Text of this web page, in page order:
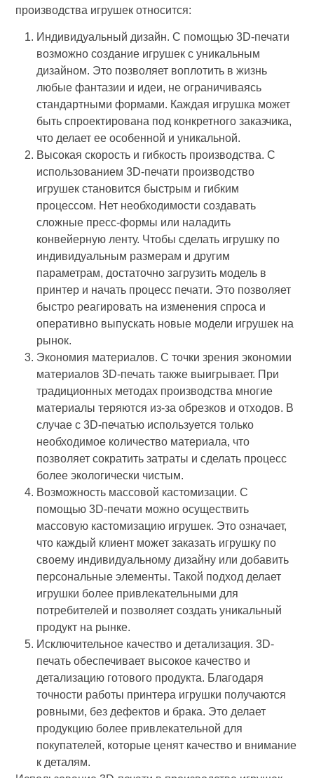
производства игрушек относится:
Индивидуальный дизайн. С помощью 3D-печати
возможно создание игрушек с уникальным
дизайном. Это позволяет воплотить в жизнь
любые фантазии и идеи, не ограничиваясь
стандартными формами. Каждая игрушка может
быть спроектирована под конкретного заказчика,
что делает ее особенной и уникальной.
Высокая скорость и гибкость производства. С
использованием 3D-печати производство
игрушек становится быстрым и гибким
процессом. Нет необходимости создавать
сложные пресс-формы или наладить
конвейерную ленту. Чтобы сделать игрушку по
индивидуальным размерам и другим
параметрам, достаточно загрузить модель в
принтер и начать процесс печати. Это позволяет
быстро реагировать на изменения спроса и
оперативно выпускать новые модели игрушек на
рынок.
Экономия материалов. С точки зрения экономии
материалов 3D-печать также выигрывает. При
традиционных методах производства многие
материалы теряются из-за обрезков и отходов. В
случае с 3D-печатью используется только
необходимое количество материала, что
позволяет сократить затраты и сделать процесс
более экологически чистым.
Возможность массовой кастомизации. С
помощью 3D-печати можно осуществить
массовую кастомизацию игрушек. Это означает,
что каждый клиент может заказать игрушку по
своему индивидуальному дизайну или добавить
персональные элементы. Такой подход делает
игрушки более привлекательными для
потребителей и позволяет создать уникальный
продукт на рынке.
Исключительное качество и детализация. 3D-
печать обеспечивает высокое качество и
детализацию готового продукта. Благодаря
точности работы принтера игрушки получаются
ровными, без дефектов и брака. Это делает
продукцию более привлекательной для
покупателей, которые ценят качество и внимание
к деталям.